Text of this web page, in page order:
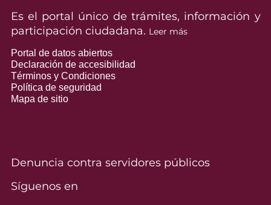
Es el portal único de trámites, información y
participación ciudadana. Leer más
Portal de datos abiertos
Declaración de accesibilidad
Términos y Condiciones
Política de seguridad
Mapa de sitio
Denuncia contra servidores públicos
Síguenos en